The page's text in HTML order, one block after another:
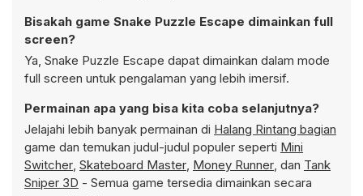
Bisakah game Snake Puzzle Escape dimainkan full
screen?
Ya, Snake Puzzle Escape dapat dimainkan dalam mode
full screen untuk pengalaman yang lebih imersif.
Permainan apa yang bisa kita coba selanjutnya?
Jelajahi lebih banyak permainan di Halang Rintang bagian
game dan temukan judul-judul populer seperti Mini
Switcher, Skateboard Master, Money Runner, dan Tank
Sniper 3D - Semua game tersedia dimainkan secara